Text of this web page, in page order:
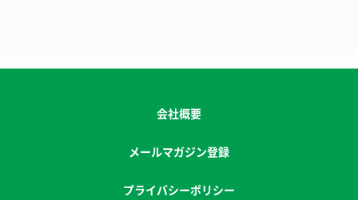
会社概要
メールマガジン登録
プライバシーポリシー